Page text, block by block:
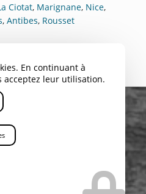
Ciotat, Marignane, Nice,
, Antibes, Rousset
ENTREPRISE QUI
En continuant à
acceptez leur utilisation.